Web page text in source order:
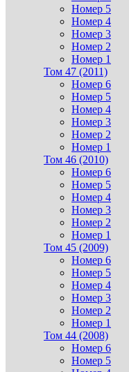
Номер 5
Номер 4
Номер 3
Номер 2
Номер 1
Том 47 (2011)
Номер 6
Номер 5
Номер 4
Номер 3
Номер 2
Номер 1
Том 46 (2010)
Номер 6
Номер 5
Номер 4
Номер 3
Номер 2
Номер 1
Том 45 (2009)
Номер 6
Номер 5
Номер 4
Номер 3
Номер 2
Номер 1
Том 44 (2008)
Номер 6
Номер 5